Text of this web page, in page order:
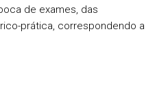
de exames, das
prática, correspondendo a